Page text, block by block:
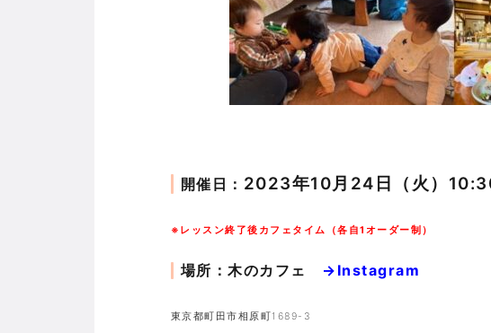
開催日： 2023年10月24日（火）
※レッスン終了後カフェタイム（各自1オーダー制）
場所：木のカフェ →Instagram
東京都町田市相原町1689-3